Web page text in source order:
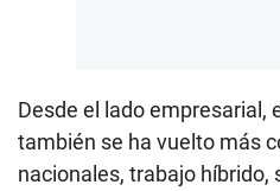
Desde el lado empresarial,
también se ha vuelto más
nacionales, trabajo híbrido,